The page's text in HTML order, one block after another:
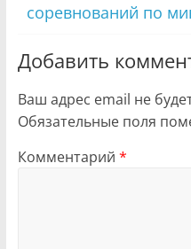
соревнований по
Добавить
Ваш адрес email не
Обязательные поля
Комментарий *